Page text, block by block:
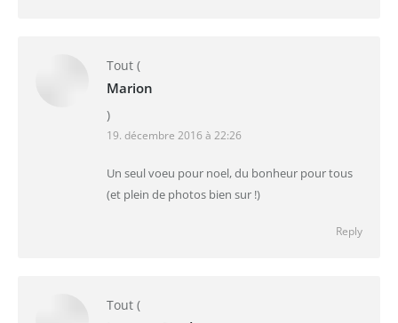
Tout (
Marion
)
19. décembre 2016 à 22:26
Un seul voeu pour noel, du bonheur pour tous
(et plein de photos bien sur !)
Reply
Tout (